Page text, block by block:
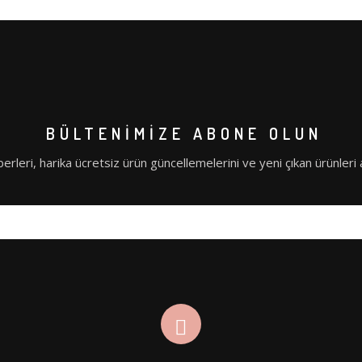
BÜLTENIMIZE ABONE OLUN
harika ücretsiz ürün güncellemelerini ve yeni çıkan ürünleri